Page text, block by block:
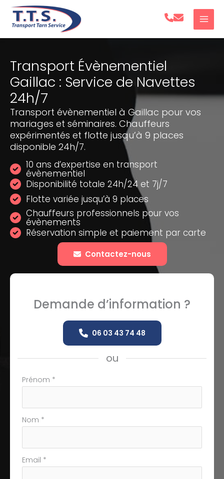
Aller
Transport Évènementiel
Gaillac : Service de Navettes
24h/7
Transport évènementiel à Gaillac pour vos
mariages et séminaires. Chauffeurs
expérimentés et flotte jusqu’à 9 places
disponible 24h/7.
10 ans d’expertise en transport
évènementiel
Disponibilité totale 24h/24 et 7j/7
Flotte variée jusqu’à 9 places
Chauffeurs professionnels pour vos
évènements
Réservation simple et paiement par carte
Contactez-nous
Demande d’information ?
06 03 43 74 48
ou
Formulaire
téléphone
Prénom *
Nom *
Email *